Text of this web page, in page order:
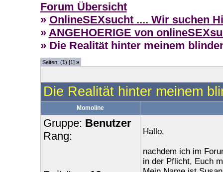
Forum Übersicht
» OnlineSEXsucht .... Wir suchen
» ANGEHOERIGE von
» Die Realität hinter meinem
Seiten: (1) [1] »
Die Realität hinter meinem
Momoline
Gruppe: Benutzer
Rang:
Hallo,
nachdem ich im
in der Pflicht, Euch